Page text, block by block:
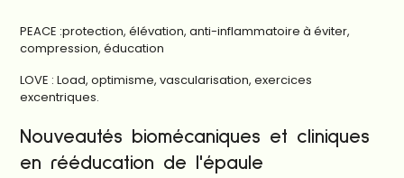
PEACE :protection, élévation, anti-inflammatoire à éviter,
compression, éducation
LOVE : Load, optimisme, vascularisation, exercices
excentriques.
Nouveautés biomécaniques et cliniques
en rééducation de l'épaule